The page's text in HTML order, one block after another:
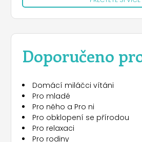
chtějí spojit dovolenou u moře
přírodních krás ostrova’. Kemp
dubna do října a nabízí různá
k pronájmu, chatek-bungalovů a
glampingu.
ŘEŠENÍ PRO OBYVATELSTVO
Kemp nabízí 247 míst
velikostí, vhodných pro různé
pro karavany a obytné přívěsy.
přivézt vlastní stan, se mohou
pronajaté stany, které jsou k
Doporučeno
Domácí miláčci vítáni
Pro mladé
Pro něho a Pro ni
Pro obklopení se přírodou
Pro relaxaci
Pro rodiny